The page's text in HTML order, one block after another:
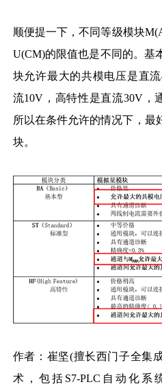
顺便提一下，不同等级模块
U(CM)的限值也是不同的。基
块允许最大的共模电压是直
流10V，高特性是直流30V，
所以在条件允许的情况下，最
块。
作者：崔坚(擅长西门子全集
术，包括S7-PLC自动化系